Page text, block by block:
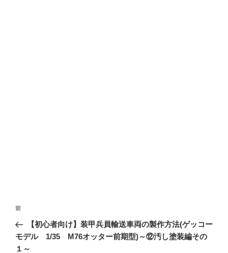
投
ナ
ビ
前
の
投
稿
前
【初心者向け】装甲兵員輸送車両の製作方法(ゲッコー
モデル 1/35 M76オッター前期型)～⑫汚し塗装編その
１～